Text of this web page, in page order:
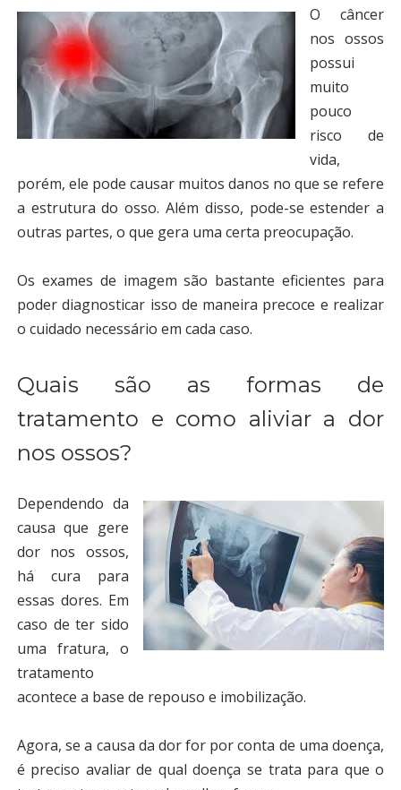
O câncer
nos ossos
possui
muito
pouco
risco de
vida,
porém, ele pode causar muitos danos no que se refere
a estrutura do osso. Além disso, pode-se estender a
outras partes, o que gera uma certa preocupação.
Os exames de imagem são bastante eficientes para
poder diagnosticar isso de maneira precoce e realizar
o cuidado necessário em cada caso.
Quais são as formas de
tratamento e como aliviar a dor
nos ossos?
Dependendo da
causa que gere
dor nos ossos,
há cura para
essas dores. Em
caso de ter sido
uma fratura, o
tratamento
acontece a base de repouso e imobilização.
Agora, se a causa da dor for por conta de uma doença,
é preciso avaliar de qual doença se trata para que o